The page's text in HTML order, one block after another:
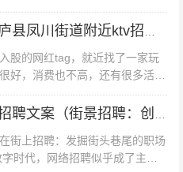
重快速学习能力。老马在第
司业务线，提出"传统行业私
试官。 **地域红利**：杭州
求职者提供租房补贴、创业
凭申请到每月1000元的住房
**四、避开求职雷区：这些
找合适员工的过程，也是一次展
与尊重的契机。一份得体而真诚
的网红tag，就近找了一家玩
好，消费也不高，还有很多活
。环境不错音响蛮好的一点不好
的地方没信号很不错的体验大家
上招聘：发掘街头巷尾的职场
时代，网络招聘似乎成了主